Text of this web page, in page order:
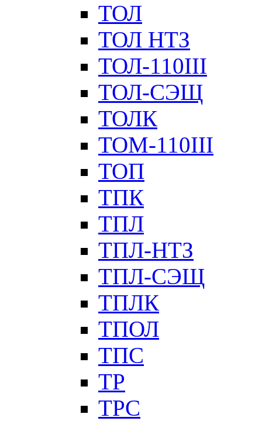
ТОЛ
ТОЛ НТЗ
ТОЛ-110III
ТОЛ-СЭЩ
ТОЛК
ТОМ-110III
ТОП
ТПК
ТПЛ
ТПЛ-НТЗ
ТПЛ-СЭЩ
ТПЛК
ТПОЛ
ТПС
ТР
ТРС